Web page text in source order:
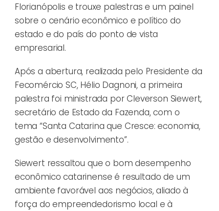
Florianópolis e trouxe palestras e um painel
sobre o cenário econômico e político do
estado e do país do ponto de vista
empresarial.
Após a abertura, realizada pelo Presidente da
Fecomércio SC, Hélio Dagnoni, a primeira
palestra foi ministrada por Cleverson Siewert,
secretário de Estado da Fazenda, com o
tema “Santa Catarina que Cresce: economia,
gestão e desenvolvimento”.
Siewert ressaltou que o bom desempenho
econômico catarinense é resultado de um
ambiente favorável aos negócios, aliado à
força do empreendedorismo local e à